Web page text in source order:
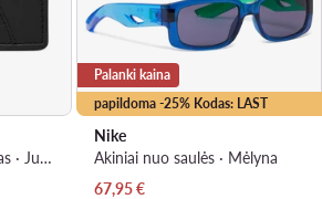
Kreditinių kortelių dėklas · Juoda
papildoma -25% Kodas: LAST
Palanki kaina
Nike
Akiniai nuo saulės · Mėlyna
Dabartinė kaina
67,95€